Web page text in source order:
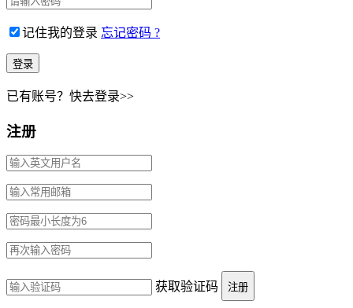
记住我的登录 忘记密码 ?
已有账号？快去登录>>
注册
获取验证码